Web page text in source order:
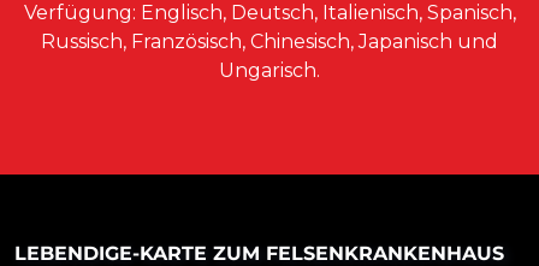
Verfügung: Englisch, Deutsch, Italienisch, Spanisch,
Russisch, Französisch, Chinesisch, Japanisch und
Ungarisch.
LEBENDIGE-KARTE ZUM FELSENKRANKENHAUS